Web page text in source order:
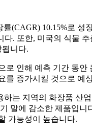
(CAGR) 10.15%로 성
. 또한, 미국의 식물
니다.
인해 예측 기간 동
를 증가시킬 것으로 예
는 지역의 화장품 산
말에 감소한 제품입
가능성이 높습니다.